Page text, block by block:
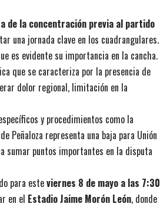
de la concentración previa al partido
una jornada clave en los cuadrangulares.
es evidente su importancia en la cancha.
que se caracteriza por la presencia de
dolor regional, limitación en la
y procedimientos como la
Peñaloza representa una baja para Unión
sumar puntos importantes en la disputa
para esteviernes 8 de mayo a las 7:30
en el Estadio Jaime Morón León, donde